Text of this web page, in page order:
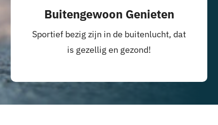
Buitengewoon Genieten
Sportief bezig zijn in de buitenlucht, dat
is gezellig en gezond!